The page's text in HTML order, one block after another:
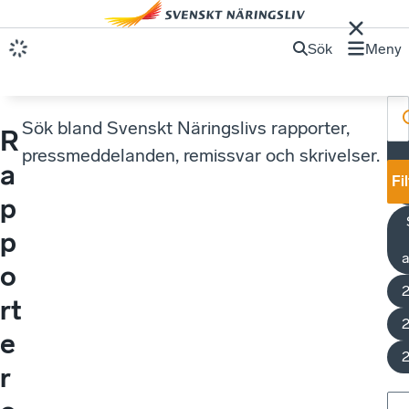
Sök Meny
R
a
p
p
o
rt
e
r
Sök bland Svenskt Näringslivs rapporter,
pressmeddelanden, remissvar och skrivelser.